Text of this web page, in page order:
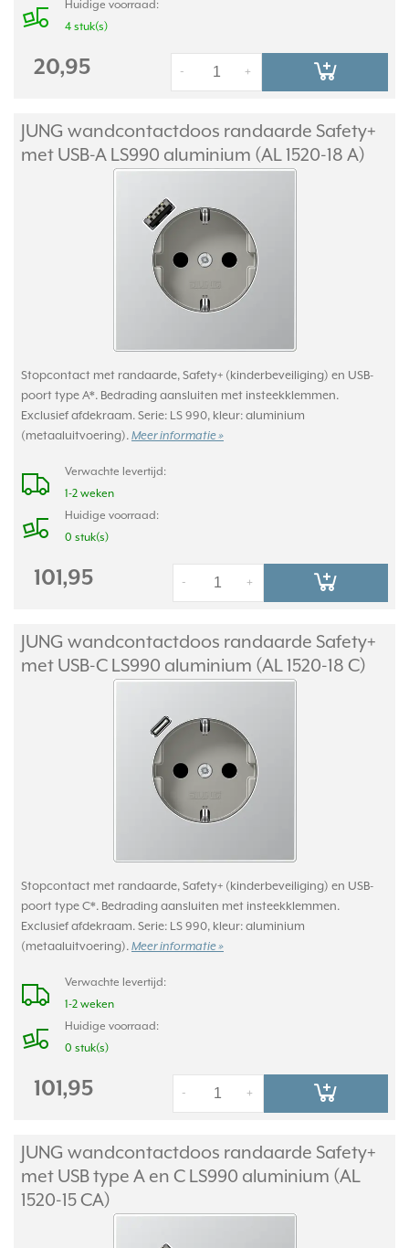
Huidige voorraad:
4 stuk(s)
20,95 +
-
JUNG wandcontactdoos randaarde Safety+
met USB-A LS990 aluminium (AL 1520-18 A)
Stopcontact met randaarde, Safety+ (kinderbeveiliging) en USB-
poort type A*. Bedrading aansluiten met insteekklemmen.
Exclusief afdekraam. Serie: LS 990, kleur: aluminium
(metaaluitvoering). Meer informatie »
Verwachte levertijd:
1-2 weken
Huidige voorraad:
0 stuk(s)
101,95 +
-
JUNG wandcontactdoos randaarde Safety+
met USB-C LS990 aluminium (AL 1520-18 C)
Stopcontact met randaarde, Safety+ (kinderbeveiliging) en USB-
poort type C*. Bedrading aansluiten met insteekklemmen.
Exclusief afdekraam. Serie: LS 990, kleur: aluminium
(metaaluitvoering). Meer informatie »
Verwachte levertijd:
1-2 weken
Huidige voorraad:
0 stuk(s)
101,95 +
-
JUNG wandcontactdoos randaarde Safety+
met USB type A en C LS990 aluminium (AL
1520-15 CA)